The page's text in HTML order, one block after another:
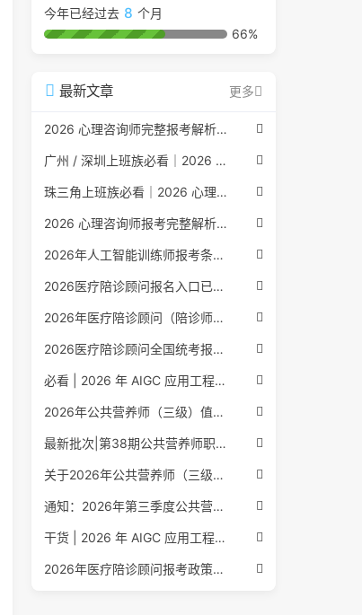
今年已经过去 8 个月
66%
最新文章 更多
2026 心理咨询师完整报考解析（2017 国考取消后现行权威体系 + 避坑全指南）
广州 / 深圳上班族必看｜2026 心理咨询师考证指南，转行副业、情绪疏导双收益
珠三角上班族必看｜2026 心理咨询师考证指南，转行副业、情绪疏导双收益
2026 心理咨询师报考完整解析｜2017 国考取消后正规报考标准、流程避坑指南
2026年人工智能训练师报考条件与流程：2026年最新官方要求全面解读
2026医疗陪诊顾问报名入口已公布，全国报考条件流程政策全解析
2026年医疗陪诊顾问（陪诊师）招生启动，全国报考指南附报名官网
2026医疗陪诊顾问全国统考报名中，报考条件流程全攻略附报名入口
必看 | 2026 年 AIGC 应用工程师报考核心要点：报名费用、官网可查、行业认可度、补考规则全盘点
2026年公共营养师（三级）值得考吗？报名入口+条件+证书用途
最新批次|第38期公共营养师职业能力评价证书报名培训通知
关于2026年公共营养师（三级、四级）全国统一认定报名的服务通知
通知：2026年第三季度公共营养师四级培训报名安排正式发布
干货 | 2026 年 AIGC 应用工程师报考指南：报名流程、学历要求、培训课程、就业方向全梳理
2026年医疗陪诊顾问报考政策更新，全国报名入口与报考指南全同步